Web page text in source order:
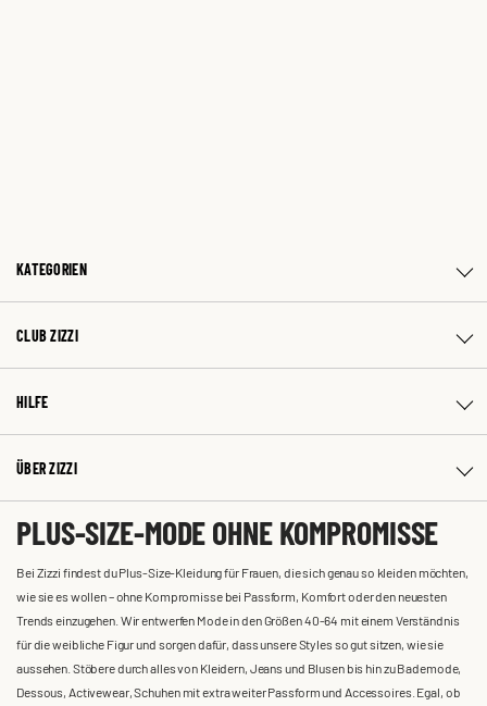
KATEGORIEN
CLUB ZIZZI
HILFE
ÜBER ZIZZI
PLUS-SIZE-MODE OHNE KOMPROMISSE
Bei Zizzi findest du Plus-Size-Kleidung für Frauen, die sich genau so kleiden möchten,
wie sie es wollen – ohne Kompromisse bei Passform, Komfort oder den neuesten
Trends einzugehen. Wir entwerfen Mode in den Größen 40-64 mit einem Verständnis
für die weibliche Figur und sorgen dafür, dass unsere Styles so gut sitzen, wie sie
aussehen. Stöbere durch alles von Kleidern, Jeans und Blusen bis hin zu Bademode,
Dessous, Activewear, Schuhen mit extra weiter Passform und Accessoires. Egal, ob